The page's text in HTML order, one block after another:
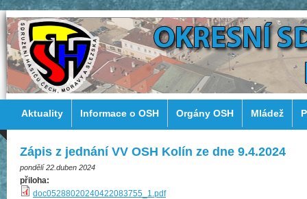
Aktuality Informace o OSH Orgány OSH Mládež
Zápis z jednání VV OSH Kolín ze dne 9.4.2024
pondělí 22.duben 2024
přiloha:
doc05288020240422083755_1.pdf